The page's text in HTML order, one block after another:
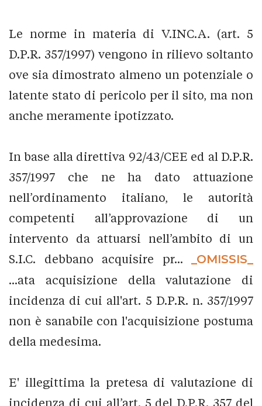
Le norme in materia di V.INC.A. (art. 5
D.P.R. 357/1997) vengono in rilievo soltanto
ove sia dimostrato almeno un potenziale o
latente stato di pericolo per il sito, ma non
anche meramente ipotizzato.
In base alla direttiva 92/43/CEE ed al D.P.R.
357/1997 che ne ha dato attuazione
nell’ordinamento italiano, le autorità
competenti all’approvazione di un
intervento da attuarsi nell’ambito di un
S.I.C. debbano acquisire pr...
_OMISSIS_
...ata acquisizione della valutazione di
incidenza di cui all'art. 5 D.P.R. n. 357/1997
non è sanabile con l'acquisizione postuma
della medesima.
E' illegittima la pretesa di valutazione di
incidenza di cui all’art. 5 del D.P.R. 357 del